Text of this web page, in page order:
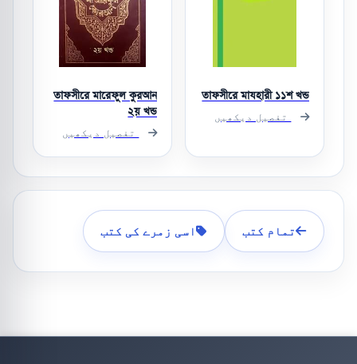
তাফসীরে মাযহারী ১১শ খন্ড
تفصیل دیکھیں
তাফসীরে মারেফুল কুরআন
২য় খন্ড
تفصیل دیکھیں
تمام کتب اسی زمرے کی کتب